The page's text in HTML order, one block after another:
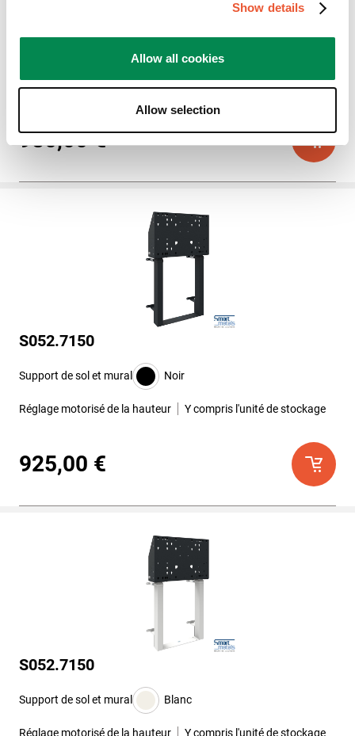
Show details
Allow all cookies
Allow selection
Réglage motorisé de la hauteur Y compris l'unité de stockage
980,00 €
S052.7150
Support de sol et mural Noir
Réglage motorisé de la hauteur Y compris l'unité de stockage
925,00 €
S052.7150
Support de sol et mural Blanc
Réglage motorisé de la hauteur Y compris l'unité de stockage